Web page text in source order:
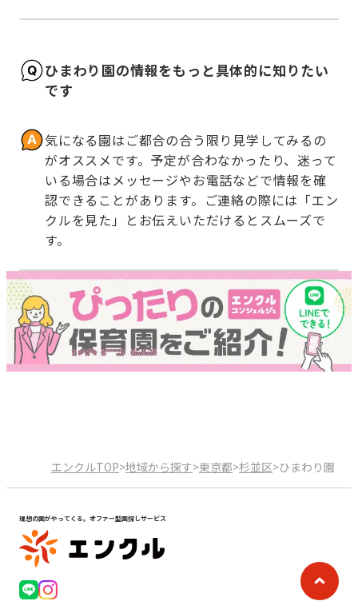
ひまわり園の情報をもっと具体的に知りたい
です
気になる園はご都合の合う限り見学してみるの
がオススメです。予定が合わなかったり、迷って
いる場合はメッセージやお電話などで情報を確
認できることがあります。ご連絡の際には「エン
クルを見た」とお伝えいただけるとスムーズで
す。
エンクルTOP>地域から探す>東京都>杉並区>ひまわり園
理想の園がやってくる。オファー型園探しサービス